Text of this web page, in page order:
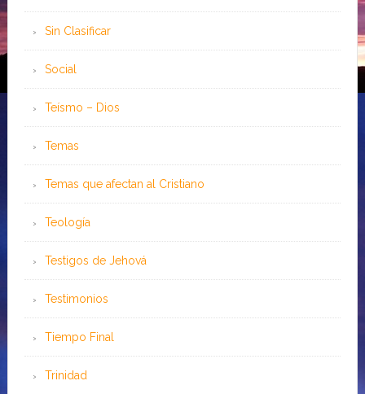
Sin Clasificar
Social
Teísmo – Dios
Temas
Temas que afectan al Cristiano
Teología
Testigos de Jehová
Testimonios
Tiempo Final
Trinidad